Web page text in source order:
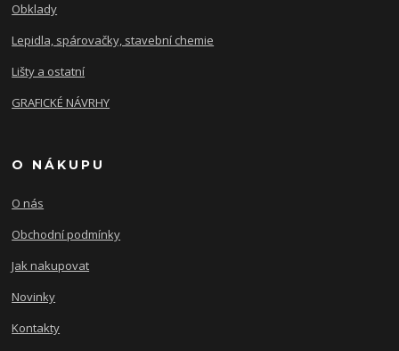
Obklady
Lepidla, spárovačky, stavební chemie
Lišty a ostatní
GRAFICKÉ NÁVRHY
O NÁKUPU
O nás
Obchodní podmínky
Jak nakupovat
Novinky
Kontakty